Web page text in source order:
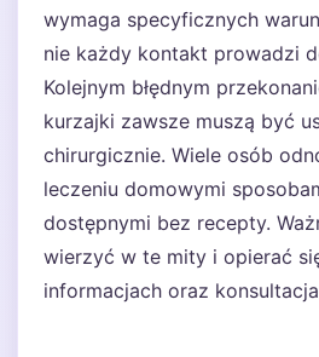
wymaga specyficznych
nie każdy kontakt prowadzi
Kolejnym błędnym
kurzajki zawsze muszą być
chirurgicznie. Wiele osób
leczeniu domowymi
dostępnymi bez recepty.
wierzyć w te mity i opierać
informacjach oraz